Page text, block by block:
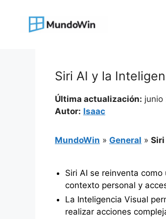
contenido
Siri AI y la
Última actualización: junio
Autor: Isaac
MundoWin » General » Siri
Siri AI se reinventa
contexto personal y
La Inteligencia Visual
realizar acciones